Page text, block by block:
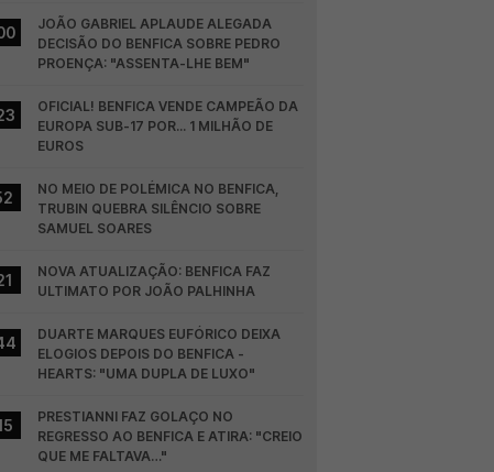
JOÃO GABRIEL APLAUDE ALEGADA
DECISÃO DO BENFICA SOBRE PEDRO
PROENÇA: "ASSENTA-LHE BEM"
OFICIAL! BENFICA VENDE CAMPEÃO DA
EUROPA SUB-17 POR... 1 MILHÃO DE
EUROS
NO MEIO DE POLÉMICA NO BENFICA,
TRUBIN QUEBRA SILÊNCIO SOBRE
SAMUEL SOARES
NOVA ATUALIZAÇÃO: BENFICA FAZ
ULTIMATO POR JOÃO PALHINHA
DUARTE MARQUES EUFÓRICO DEIXA
ELOGIOS DEPOIS DO BENFICA -
HEARTS: "UMA DUPLA DE LUXO"
PRESTIANNI FAZ GOLAÇO NO
REGRESSO AO BENFICA E ATIRA: "CREIO
QUE ME FALTAVA…"